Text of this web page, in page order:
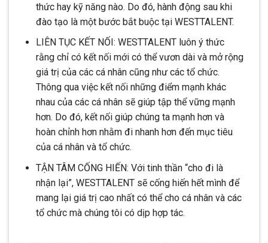
thức hay kỹ năng nào. Do đó, hành động sau khi
đào tạo là một bước bắt buộc tại WESTTALENT.
LIÊN TỤC KẾT NỐI: WESTTALENT luôn ý thức
rằng chỉ có kết nối mới có thể vươn dài và mở rộng
giá trị của các cá nhân cũng như các tổ chức.
Thông qua việc kết nối những điểm mạnh khác
nhau của các cá nhân sẽ giúp tập thể vững mạnh
hơn. Do đó, kết nối giúp chúng ta mạnh hơn và
hoàn chỉnh hơn nhằm đi nhanh hơn đến mục tiêu
của cá nhân và tổ chức.
TẬN TÂM CỐNG HIẾN: Với tinh thần “cho đi là
nhận lại”, WESTTALENT sẽ cống hiến hết mình để
mang lại giá trị cao nhất có thể cho cá nhân và các
tổ chức mà chúng tôi có dịp hợp tác.